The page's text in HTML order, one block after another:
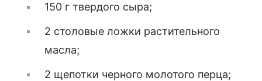
150 г твердого сыра;
2 столовые ложки растительного
масла;
2 щепотки черного молотого перца;